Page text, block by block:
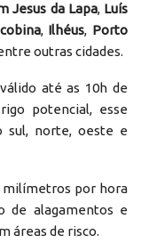
Jesus da Lapa, Luís
, Ilhéus, Porto
outras cidades.
até as 10h de
potencial, esse
sul, norte, oeste e
milímetros por hora
de alagamentos e
áreas de risco.